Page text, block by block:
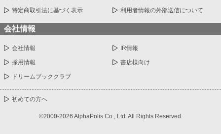
特定商取引法に基づく表示 利用者情報の外部送信について
会社情報
会社情報 IR情報
採用情報 書店様向け
ドリームブッククラブ
初めての方へ
©2000-2026 AlphaPolis Co., Ltd. All Rights Reserved.